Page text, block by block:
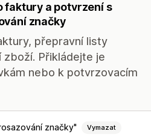
faktury a potvrzení s
značky
přepravní listy
zboží. Přikládejte je
nebo k potvrzovacím
značky Vymazat